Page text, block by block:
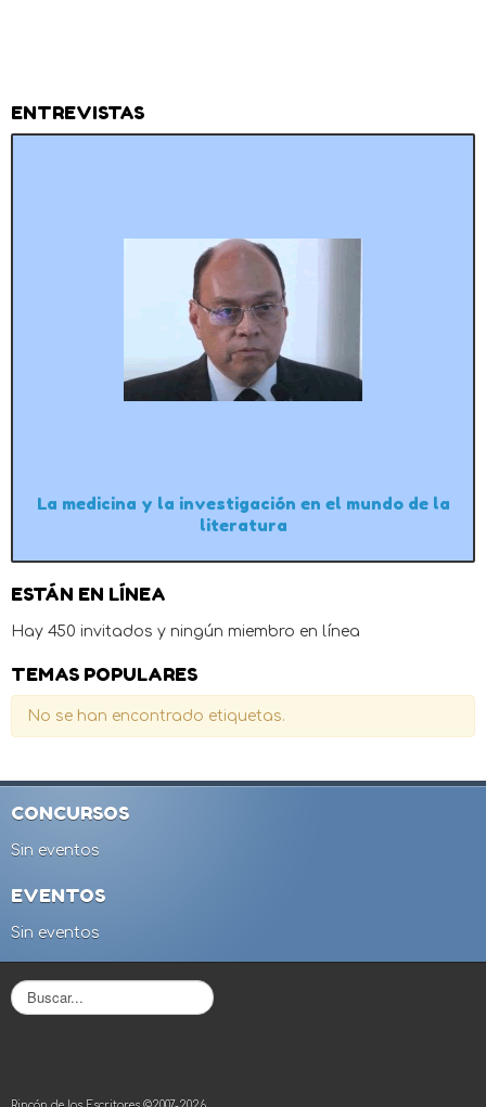
ENTREVISTAS
La medicina y la investigación en el mundo de la
literatura
ESTÁN EN LÍNEA
Hay 450 invitados y ningún miembro en línea
TEMAS POPULARES
No se han encontrado etiquetas.
CONCURSOS
Sin eventos
EVENTOS
Sin eventos
B
u
r